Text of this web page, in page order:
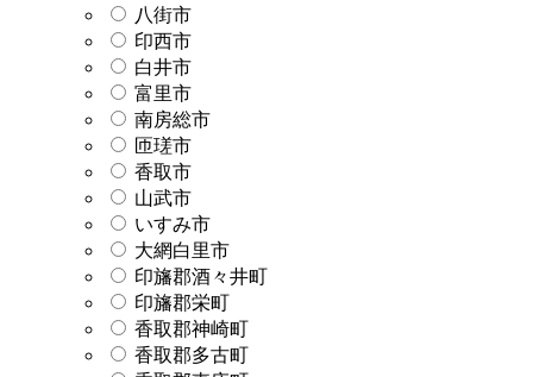
八街市
印西市
白井市
富里市
南房総市
匝瑳市
香取市
山武市
いすみ市
大網白里市
印旛郡酒々井町
印旛郡栄町
香取郡神崎町
香取郡多古町